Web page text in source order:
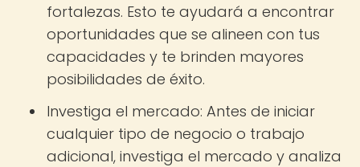
fortalezas. Esto te ayudará a encontrar
oportunidades que se alineen con tus
capacidades y te brinden mayores
posibilidades de éxito.
Investiga el mercado: Antes de iniciar
cualquier tipo de negocio o trabajo
adicional, investiga el mercado y analiza